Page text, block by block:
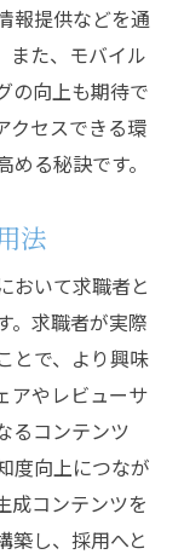
報提供などを通
また、モバイル
の向上も期待で
クセスできる環
る秘訣です。
法
おいて求職者と
。求職者が実際
とで、より興味
アやレビューサ
るコンテンツ
度向上につなが
成コンテンツを
築し、採用へと